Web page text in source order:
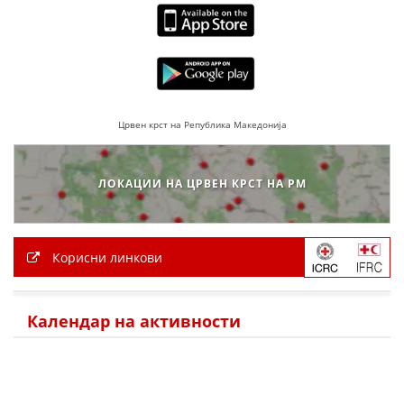
Црвен крст на Република Македонија
ЛОКАЦИИ НА ЦРВЕН КРСТ НА РМ
Корисни линкови
Календар на активности